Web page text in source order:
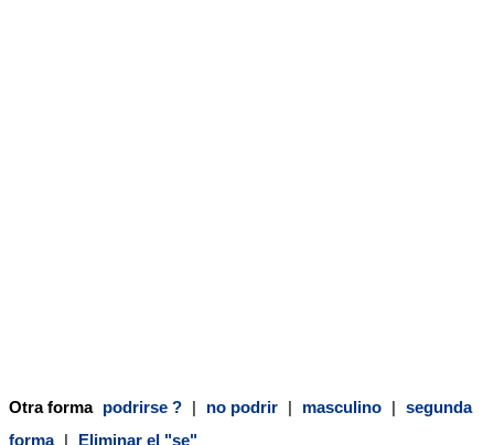
Otra forma podrirse ? | no podrir | masculino | segunda
forma |
Eliminar el "se"